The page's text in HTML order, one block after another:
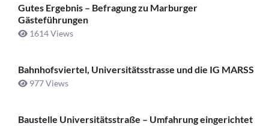
Gutes Ergebnis – Befragung zu Marburger
Gästeführungen
1614 Views
Bahnhofsviertel, Universitätsstrasse und die IG MARSS
977 Views
Baustelle Universitätsstraße ­– Umfahrung eingerichtet